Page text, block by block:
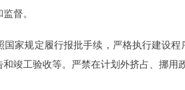
督。
规定履行报批手续，严格执行建设程
竣工验收等。严禁在计划外挤占、挪用